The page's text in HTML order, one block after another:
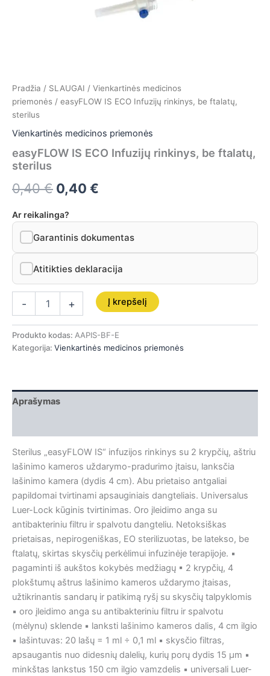
Pradžia / SLAUGAI / Vienkartinės medicinos
priemonės / easyFLOW IS ECO Infuzijų rinkinys, be ftalatų,
sterilus
Vienkartinės medicinos priemonės
easyFLOW IS ECO Infuzijų rinkinys, be ftalatų,
sterilus
0,40€ 0,40 €
Ar reikalinga?
Garantinis dokumentas
Atitikties deklaracija
- + Į krepšelį
Produkto kodas: AAPIS-BF-E
Kategorija: Vienkartinės medicinos priemonės
Aprašymas
Sterilus „easyFLOW IS“ infuzijos rinkinys su 2 krypčių, aštriu
lašinimo kameros uždarymo-pradurimo įtaisu, lanksčia
lašinimo kamera (dydis 4 cm). Abu prietaiso antgaliai
papildomai tvirtinami apsauginiais dangteliais. Universalus
Luer-Lock kūginis tvirtinimas. Oro įleidimo anga su
antibakteriniu filtru ir spalvotu dangteliu. Netoksiškas
prietaisas, nepirogeniškas, EO sterilizuotas, be latekso, be
ftalatų, skirtas skysčių perkėlimui infuzinėje terapijoje. ▪
pagaminti iš aukštos kokybės medžiagų ▪ 2 krypčių, 4
plokštumų aštrus lašinimo kameros uždarymo įtaisas,
užtikrinantis sandarų ir patikimą ryšį su skysčių talpyklomis
▪ oro įleidimo anga su antibakteriniu filtru ir spalvotu
(mėlynu) sklende ▪ lanksti lašinimo kameros dalis, 4 cm ilgio
▪ lašintuvas: 20 lašų = 1 ml ÷ 0,1 ml ▪ skysčio filtras,
apsaugantis nuo didesnių dalelių, kurių porų dydis 15 μm ▪
minkštas lankstus 150 cm ilgio vamzdelis ▪ universali Luer-